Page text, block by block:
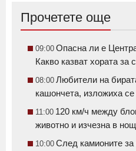
Прочетете още
09:00 Опасна ли е
Какво казват хората за
08:00 Любители на
кашончета, изложиха
11:00 120 км/ч между
животно и изчезна в
10:00 След камионите за